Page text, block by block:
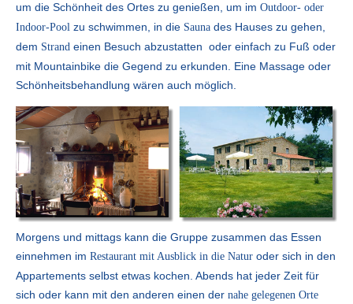
um die Schönheit des Ortes zu genießen, um im Outdoor- oder
Indoor-Pool zu schwimmen, in die Sauna des Hauses zu gehen,
dem Strand einen Besuch abzustatten oder einfach zu Fuß oder
mit Mountainbike die Gegend zu erkunden. Eine Massage oder
Schönheitsbehandlung wären auch möglich.
Morgens und mittags kann die Gruppe zusammen das Essen
einnehmen im Restaurant mit Ausblick in die Natur oder sich in den
Appartements selbst etwas kochen. Abends hat jeder Zeit für
sich oder kann mit den anderen einen der nahe gelegenen Orte